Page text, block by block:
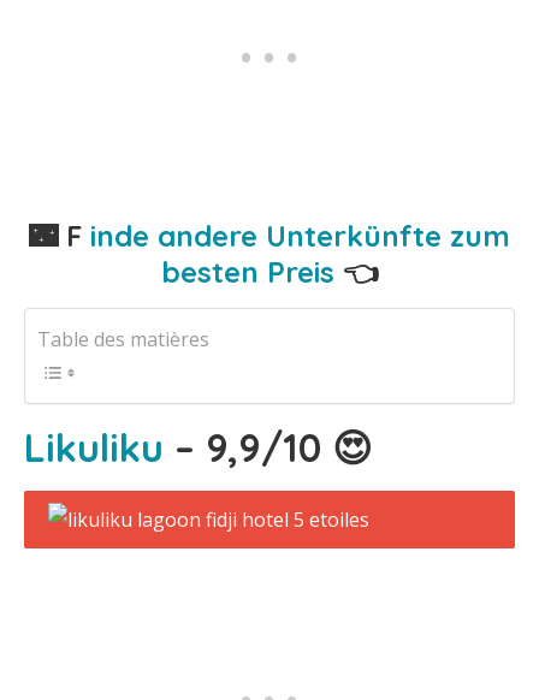
🌃 F inde andere Unterkünfte zum
besten Preis 👈
Table des matières
Likuliku – 9,9/10 😍